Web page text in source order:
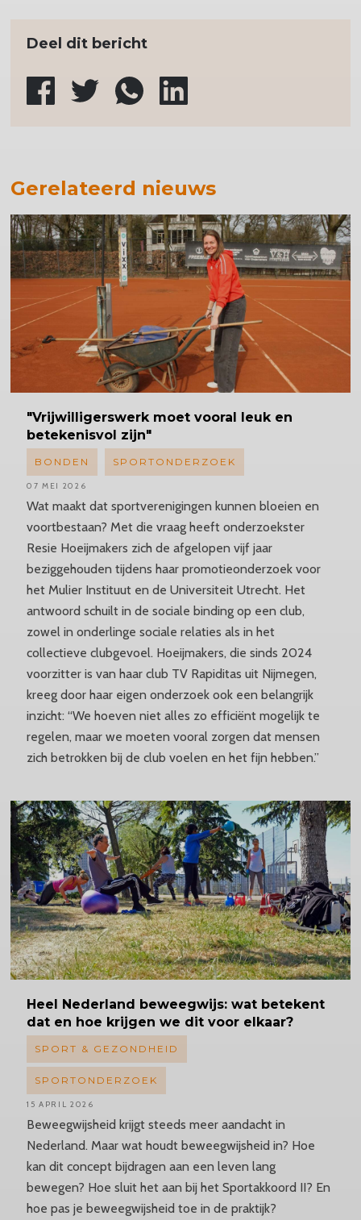
Deel dit bericht
Gerelateerd nieuws
"Vrijwilligerswerk moet vooral leuk en
betekenisvol zijn"
Wat maakt dat sportverenigingen kunnen bloeien en
voortbestaan? Met die vraag heeft onderzoekster
Resie Hoeijmakers zich de afgelopen vijf jaar
beziggehouden tijdens haar promotieonderzoek voor
het Mulier Instituut en de Universiteit Utrecht. Het
antwoord schuilt in de sociale binding op een club,
zowel in onderlinge sociale relaties als in het
collectieve clubgevoel. Hoeijmakers, die sinds 2024
voorzitter is van haar club TV Rapiditas uit Nijmegen,
kreeg door haar eigen onderzoek ook een belangrijk
inzicht: “We hoeven niet alles zo efficiënt mogelijk te
regelen, maar we moeten vooral zorgen dat mensen
zich betrokken bij de club voelen en het fijn hebben.”
BONDEN SPORTONDERZOEK
07 MEI 2026
Heel Nederland beweegwijs: wat betekent
dat en hoe krijgen we dit voor elkaar?
Beweegwijsheid krijgt steeds meer aandacht in
Nederland. Maar wat houdt beweegwijsheid in? Hoe
kan dit concept bijdragen aan een leven lang
bewegen? Hoe sluit het aan bij het Sportakkoord II? En
hoe pas je beweegwijsheid toe in de praktijk?
SPORT & GEZONDHEID
SPORTONDERZOEK
15 APRIL 2026